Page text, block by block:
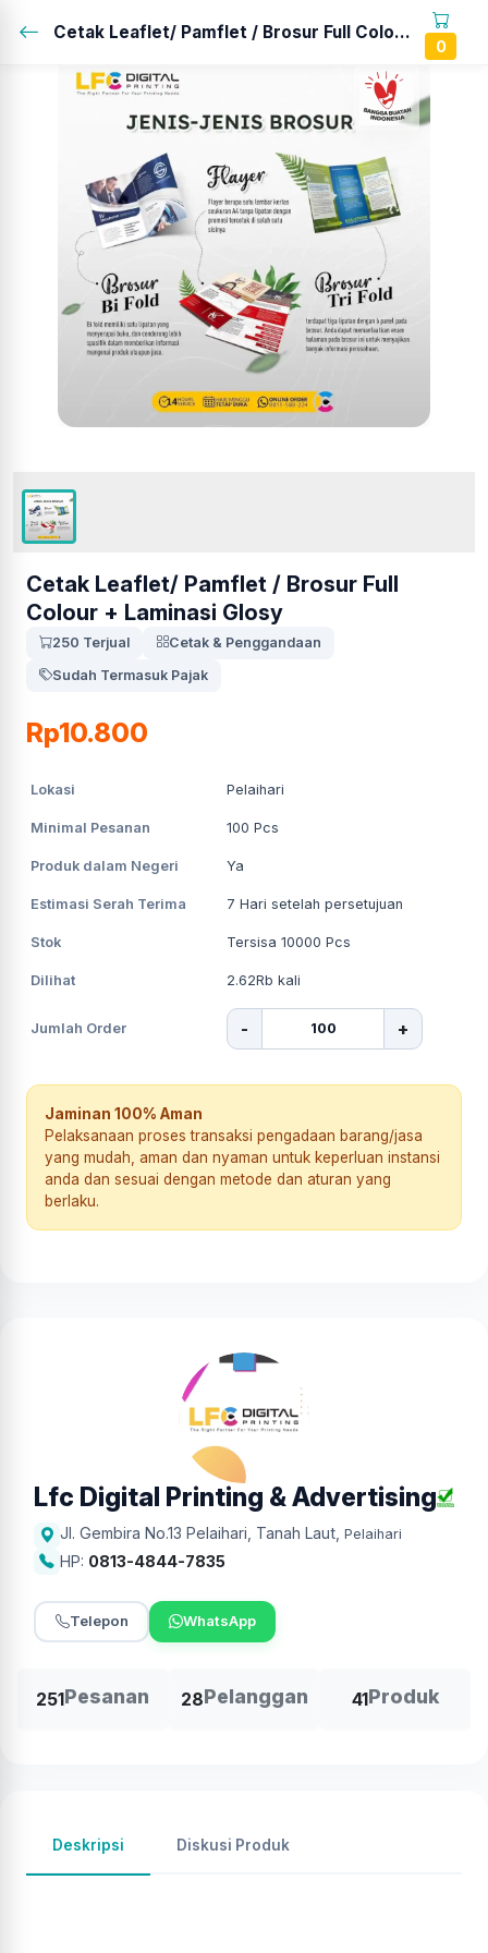
Cetak Leaflet/ Pamflet / Brosur Full Colour + Laminasi Glosy...
0
Cetak Leaflet/ Pamflet / Brosur Full
Colour + Laminasi Glosy
250 Terjual
Cetak & Penggandaan
Sudah Termasuk Pajak
Rp10.800
Lokasi Pelaihari
Minimal Pesanan 100 Pcs
Produk dalam Negeri Ya
Estimasi Serah Terima 7 Hari setelah persetujuan
Stok Tersisa 10000 Pcs
Dilihat 2.62Rb kali
Jumlah Order - +
Jaminan 100% Aman
Pelaksanaan proses transaksi pengadaan barang/jasa
yang mudah, aman dan nyaman untuk keperluan instansi
anda dan sesuai dengan metode dan aturan yang
berlaku.
Lfc Digital Printing & Advertising
Jl. Gembira No.13 Pelaihari, Tanah Laut ,Pelaihari
HP: 0813-4844-7835
Telepon WhatsApp
251Pesanan 28Pelanggan 41Produk
Deskripsi Diskusi Produk